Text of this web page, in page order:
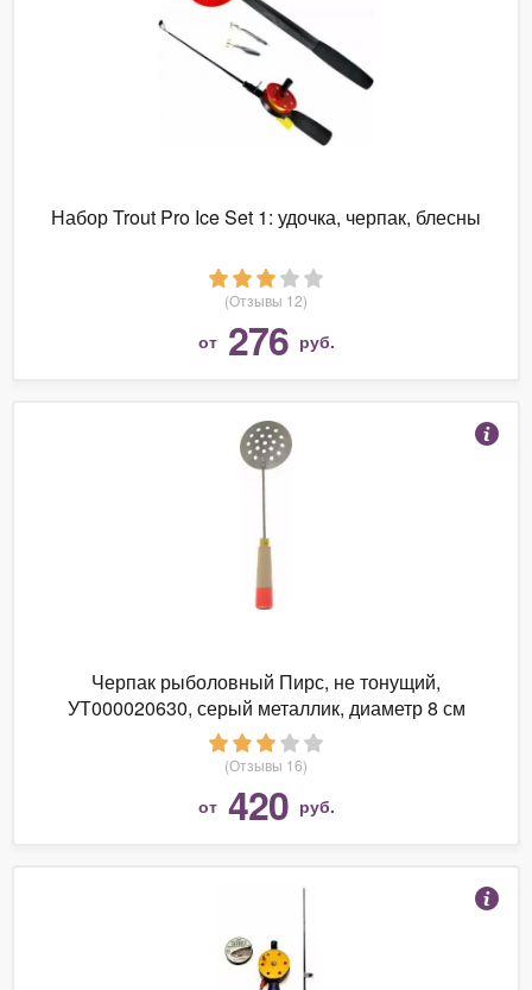
Набор Trout Pro Ice Set 1: удочка, черпак, блесны
(Отзывы 12)
от 276 руб.
Черпак рыболовный Пирс, не тонущий,
УТ000020630, серый металлик, диаметр 8 см
(Отзывы 16)
от 420 руб.